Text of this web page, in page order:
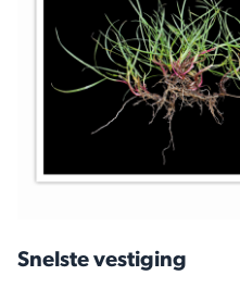
Snelste vestiging